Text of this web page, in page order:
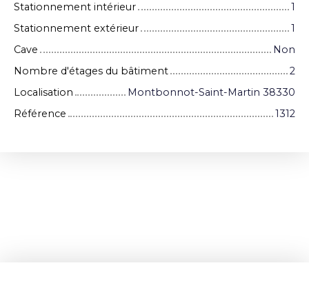
Stationnement intérieur
1
Stationnement extérieur
1
Cave
Non
Nombre d'étages du bâtiment
2
Localisation
Montbonnot-Saint-Martin 38330
Référence
1312